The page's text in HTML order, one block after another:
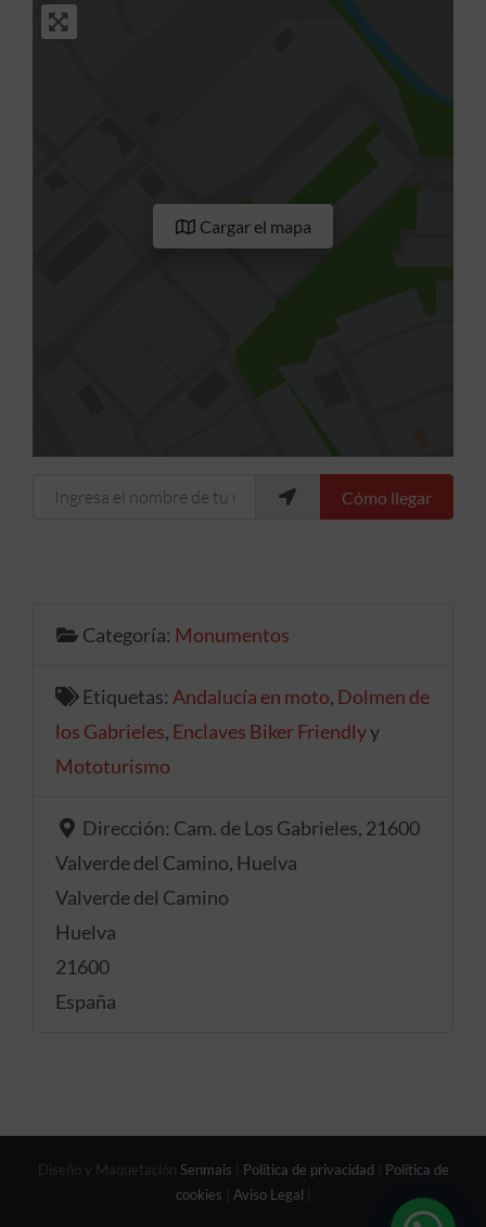
Cargar el mapa
Ingresa el nombre de tu ubicación Cómo llegar
Categoría: Monumentos
Etiquetas: Andalucía en moto, Dolmen de
los Gabrieles, Enclaves Biker Friendlyy
Mototurismo
Dirección: Cam. de Los Gabrieles, 21600
Valverde del Camino, Huelva
Valverde del Camino
Huelva
21600
España
Diseño y Maquetación Senmais Política de privacidad
Política de
cookies
Aviso Legal